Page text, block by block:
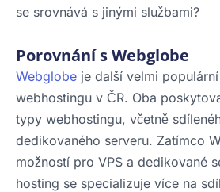
se srovnává s jinými službami?
Porovnání s Webglobe
Webglobe je další velmi
webhostingu v ČR. Oba
typy webhostingu, včetně
dedikovaného serveru. Zatímco
možností pro VPS a dedikované
hosting se specializuje více na